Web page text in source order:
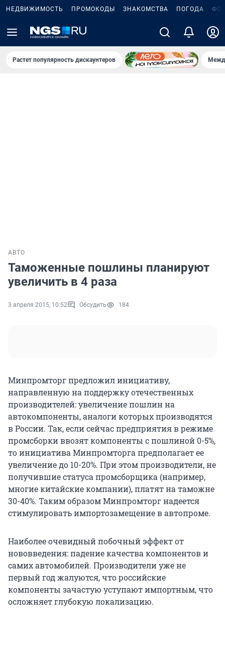
НЕДВИЖИМОСТЬ ПРОМОКОДЫ ЗНАКОМСТВА ПОГОДА
Растет популярность дискаунтеров
АВТО
Таможенные пошлины планируют
увеличить в 4 раза
3 апреля 2015, 10:52 Обсудить 184
Минпромторг предложил инициативу,
направленную на поддержку отечественных
производителей: увеличение пошлин на
автокомпоненты, аналоги которых производятся
в России. Так, если сейчас предприятия в режиме
промсборки ввозят компоненты с пошлиной 0-5%,
то инициатива Минпромторга предполагает ее
увеличение до 10-20%. При этом производители, не
получившие статуса промсборщика (например,
многие китайские компании), платят на таможне
30-40%. Таким образом Минпромторг надеется
стимулировать импортозамещение в автопроме.
Наиболее очевидный побочный эффект от
нововведения: падение качества компонентов и
самих автомобилей. Производители уже не
первый год жалуются, что российские
компоненты зачастую уступают импортным, что
осложняет глубокую локализацию.